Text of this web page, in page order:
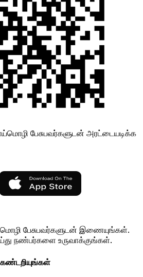
பேசுபவர்களுடன் அரட்டையடிக்க
பேசுபவர்களுடன் இணையுங்கள்.
நண்பர்களை உருவாக்குங்கள்.